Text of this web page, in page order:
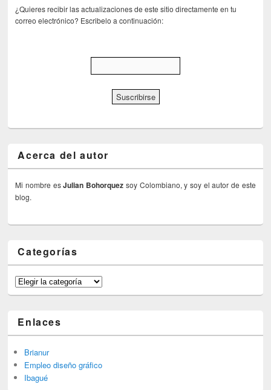
¿Quieres recibir las actualizaciones de este sitio directamente en tu
correo electrónico? Escribelo a continuación:
Acerca del autor
Mi nombre esJulian Bohorquez soy Colombiano, y soy el autor de este
blog.
Categorías
Categorías
Enlaces
Brianur
Empleo diseño gráfico
Ibagué